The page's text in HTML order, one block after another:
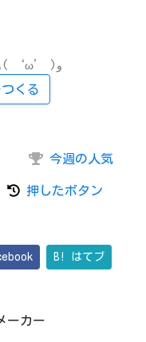
ログイン不要でかんたん٩( ‘ω’ )و
くる
今週の人気
押したボタン
B! はてブ
ーカー